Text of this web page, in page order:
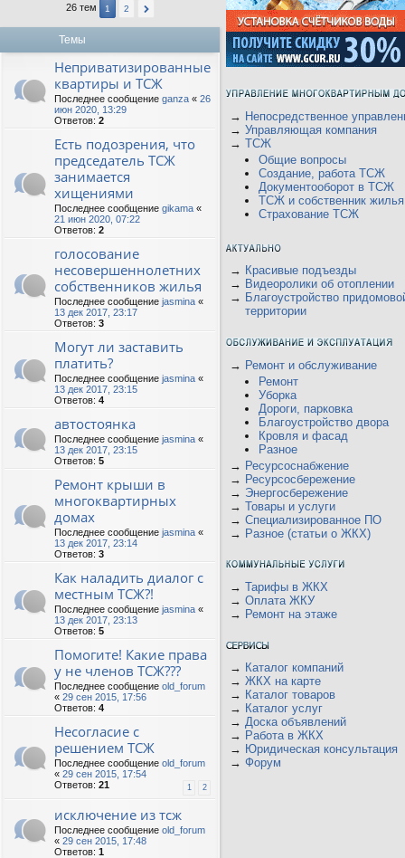
26 тем 1 2
Темы
Неприватизированные
квартиры и ТСЖ
Последнее сообщение ganza « 26
июн 2020, 13:29
Ответов: 2
Есть подозрения, что
председатель ТСЖ
занимается
хищениями
Последнее сообщение gikama «
21 июн 2020, 07:22
Ответов: 2
голосование
несовершеннолетних
собственников жилья
Последнее сообщение jasmina «
13 дек 2017, 23:17
Ответов: 3
Могут ли заставить
платить?
Последнее сообщение jasmina «
13 дек 2017, 23:15
Ответов: 4
автостоянка
Последнее сообщение jasmina «
13 дек 2017, 23:15
Ответов: 5
Ремонт крыши в
многоквартирных
домах
Последнее сообщение jasmina «
13 дек 2017, 23:14
Ответов: 3
Как наладить диалог с
местным ТСЖ?!
Последнее сообщение jasmina «
13 дек 2017, 23:13
Ответов: 5
Помогите! Какие права
у не членов ТСЖ???
Последнее сообщение old_forum
« 29 сен 2015, 17:56
Ответов: 4
Несогласие с
решением ТСЖ
Последнее сообщение old_forum
« 29 сен 2015, 17:54
Ответов: 21 1 2
исключение из тсж
Последнее сообщение old_forum
« 29 сен 2015, 17:48
Ответов: 1
→ Непосредственное
→ Управляющая компания
→ ТСЖ
Общие вопросы
Создание, работа ТСЖ
Документооборот в ТСЖ
ТСЖ и собственник жилья
Страхование ТСЖ
→ Красивые подъезды
→ Видеоролики об отоплении
→ Благоустройство
территории
→ Ремонт и обслуживание
Ремонт
Уборка
Дороги, парковка
Благоустройство двора
Кровля и фасад
Разное
→ Ресурсоснабжение
→ Ресурсосбережение
→ Энергосбережение
→ Товары и услуги
→ Специализированное ПО
→ Разное (статьи о ЖКХ)
→ Тарифы в ЖКХ
→ Оплата ЖКУ
→ Ремонт на этаже
→ Каталог компаний
→ ЖКХ на карте
→ Каталог товаров
→ Каталог услуг
→ Доска объявлений
→ Работа в ЖКХ
→ Юридическая консультация
→ Форум